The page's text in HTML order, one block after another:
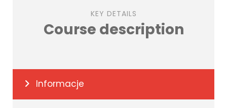
KEY DETAILS
Course description
Informacje